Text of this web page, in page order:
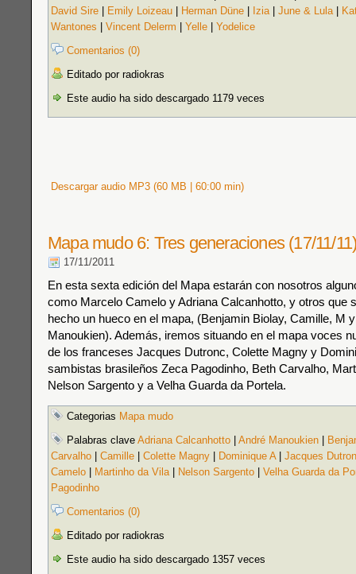
David Sire
Emily Loizeau Herman Düne Izia| June & Lula|
Wantones
Vincent Delerm Yelle
Yodelice
Comentarios (0)
Editado por radiokras
Este audio ha sido descargado 1179 veces
Descargar audio MP3 (60 MB | 60:00 min)
Mapa mudo 6: Tres generaciones (17/11/
17/11/2011
En esta sexta edición del Mapa estarán con nosotros
como Marcelo Camelo y Adriana Calcanhotto, y otros que
hecho un hueco en el mapa, (Benjamin Biolay, Camille, M
Manoukien). Además, iremos situando en el mapa voces
de los franceses Jacques Dutronc, Colette Magny y
sambistas brasileños Zeca Pagodinho, Beth Carvalho,
Nelson Sargento y a Velha Guarda da Portela.
Categorias Mapa mudo
Palabras clave Adriana Calcanhotto André Manoukien
Carvalho
Camille Colette Magny Dominique A| Jacques
Camelo
Martinho da Vila| Nelson Sargento
Velha Guarda da
Pagodinho
Comentarios (0)
Editado por radiokras
Este audio ha sido descargado 1357 veces